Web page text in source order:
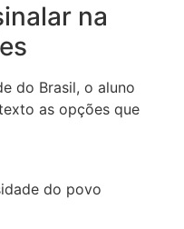
na
do Brasil, o aluno
as opções que
do povo